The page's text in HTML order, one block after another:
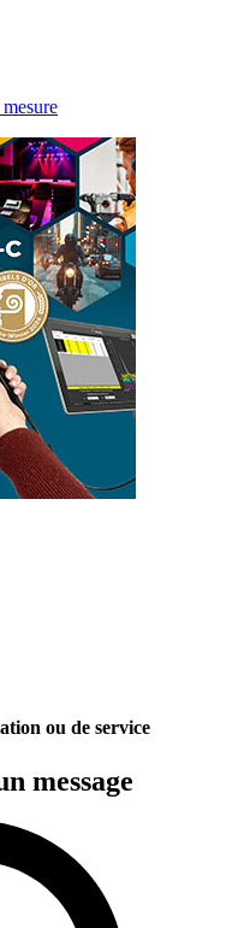
ou de service
message